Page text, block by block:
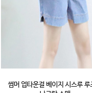
썸머 업타운걸 베이지 시스루 루